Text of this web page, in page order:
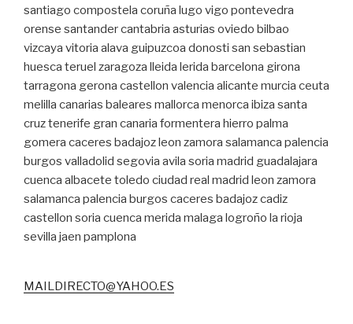
santiago compostela coruña lugo vigo pontevedra
orense santander cantabria asturias oviedo bilbao
vizcaya vitoria alava guipuzcoa donosti san sebastian
huesca teruel zaragoza lleida lerida barcelona girona
tarragona gerona castellon valencia alicante murcia ceuta
melilla canarias baleares mallorca menorca ibiza santa
cruz tenerife gran canaria formentera hierro palma
gomera caceres badajoz leon zamora salamanca palencia
burgos valladolid segovia avila soria madrid guadalajara
cuenca albacete toledo ciudad real madrid leon zamora
salamanca palencia burgos caceres badajoz cadiz
castellon soria cuenca merida malaga logroño la rioja
sevilla jaen pamplona
MAILDIRECTO@YAHOO.ES